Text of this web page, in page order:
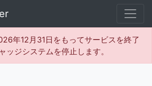
年12月31日をもってサービスを終了
ッジシステムを停止します。